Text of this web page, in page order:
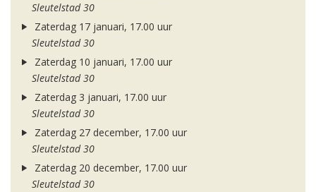
Sleutelstad 30
Zaterdag 17 januari, 17.00 uur
Sleutelstad 30
Zaterdag 10 januari, 17.00 uur
Sleutelstad 30
Zaterdag 3 januari, 17.00 uur
Sleutelstad 30
Zaterdag 27 december, 17.00 uur
Sleutelstad 30
Zaterdag 20 december, 17.00 uur
Sleutelstad 30